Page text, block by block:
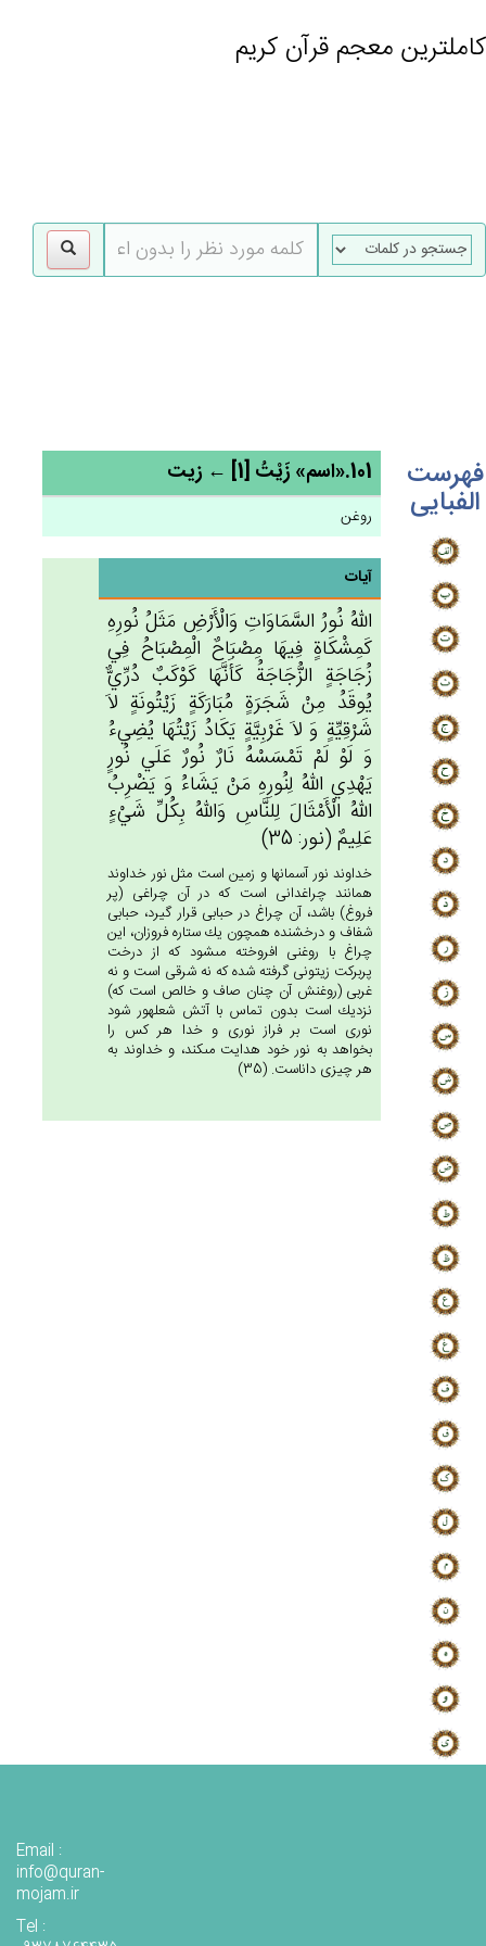
کاملترین معجم قرآن کریم
فهرست
الفبایی
101.«اسم» زَيْتُ [1] ← زیت
روغن
آیات
الله‌ُ نُورُ السَّمَاوَات‌ِ وَالْأَرْض‌ِ مَثَل‌ُ نُورِه‌ِ
كَمِشْكَاة‌ٍ فِيهَا مِصْبَاح‌ٌ الْمِصْبَاح‌ُ فِي‌
زُجَاجَة‌ٍ الزُّجَاجَة‌ُ كَأَنَّهَا كَوْكَب‌ٌ دُرِّي‌ٌّ
يُوقَدُ مِنْ‌ شَجَرَة‌ٍ مُبَارَكَة‌ٍ زَيْتُونَة‌ٍ لاَ
شَرْقِيِّة‌ٍ وَ لاَ غَرْبِيَّة‌ٍ يَكَادُ زَيْتُهَا يُضِي‌ءُ
وَ لَوْ لَم‌ْ تَمْسَسْه‌ُ نَارٌ نُورٌ عَلَي‌ نُورٍ
يَهْدِي‌ الله‌ُ لِنُورِه‌ِ مَنْ‌ يَشَاءُ وَ يَضْرِب‌ُ
الله‌ُ الْأَمْثَال‌َ لِلنَّاس‌ِ وَالله‌ُ بِكُل‌ِّ شَي‌ْءٍ
عَلِيم‌ٌ (نور: 35)
خداوند نور آسمانها و زمين است مثل نور خداوند
همانند چراغدانى است كه در آن چراغى (پر
فروغ) باشد، آن چراغ در حبابى قرار گيرد، حبابى
شفاف و درخشنده همچون يك ستاره فروزان، اين
چراغ با روغنى افروخته مى‏شود كه از درخت
پربركت زيتونى گرفته شده كه نه شرقى است و نه
غربى (روغنش آن چنان صاف و خالص است كه)
نزديك است بدون تماس با آتش شعله‏ور شود
نورى است بر فراز نورى و خدا هر كس را
بخواهد به نور خود هدايت مى‏كند، و خداوند به
هر چيزى داناست. (35)
Email :
info@quran-
mojam.ir
Tel :